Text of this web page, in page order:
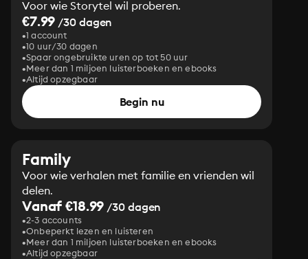
Voor wie Storytel wil proberen.
€7.99 /30 dagen
1 account
10 uur/30 dagen
Spaar ongebruikte uren op tot 50 uur
Meer dan 1 miljoen luisterboeken en ebooks
Altijd opzegbaar
Begin nu
Family
Voor wie verhalen met familie en vrienden wil
delen.
Vanaf €18.99 /30 dagen
2-3 accounts
Onbeperkt lezen en luisteren
Meer dan 1 miljoen luisterboeken en ebooks
Altijd opzegbaar